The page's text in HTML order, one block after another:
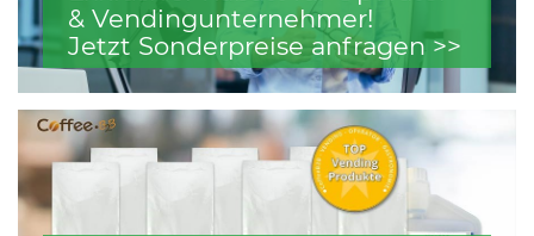
& Vendingunternehmer!
Jetzt Sonderpreise anfragen >>